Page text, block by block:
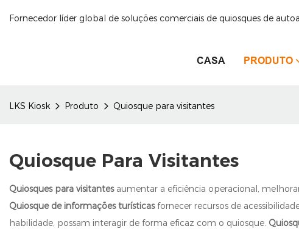
Fornecedor líder global de soluções comerciais de quiosques de
CASA PRODUTO
LKS Kiosk Produto Quiosque para visitantes
Quiosque Para Visitantes
Quiosques para visitantes aumentar a eficiência operacional,
Quiosque de informações turísticas fornecer recursos de
habilidade, possam interagir de forma eficaz com o quiosque.